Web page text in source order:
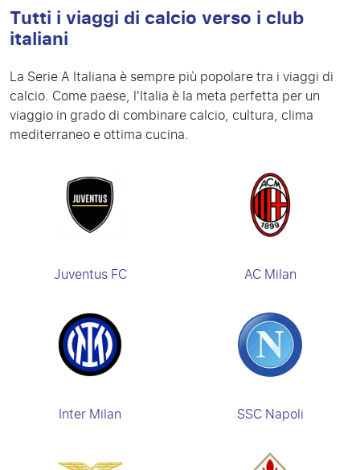
Tutti i viaggi di calcio verso i club
italiani
La Serie A Italiana è sempre più popolare tra i viaggi di
calcio. Come paese, l'Italia è la meta perfetta per un
viaggio in grado di combinare calcio, cultura, clima
mediterraneo e ottima cucina.
Juventus FC AC Milan
Inter Milan SSC Napoli